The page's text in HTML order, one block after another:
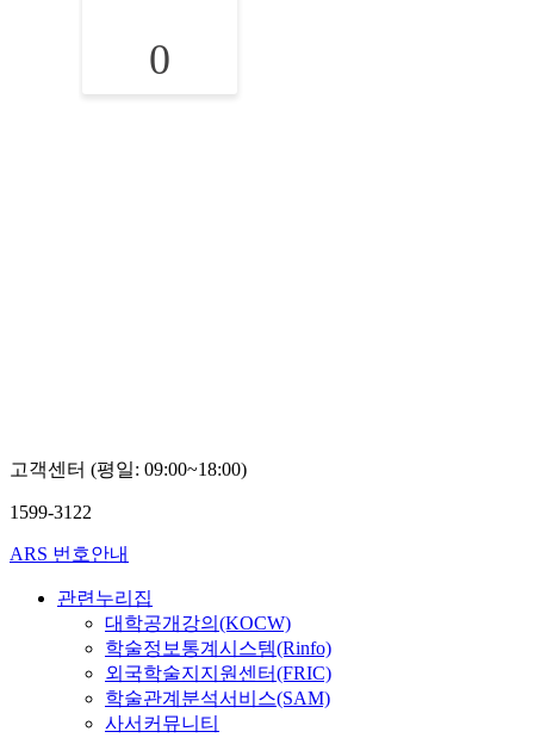
0
고객센터 (평일: 09:00~18:00)
1599-3122
ARS 번호안내
관련누리집
대학공개강의(KOCW)
학술정보통계시스템(Rinfo)
외국학술지지원센터(FRIC)
학술관계분석서비스(SAM)
사서커뮤니티